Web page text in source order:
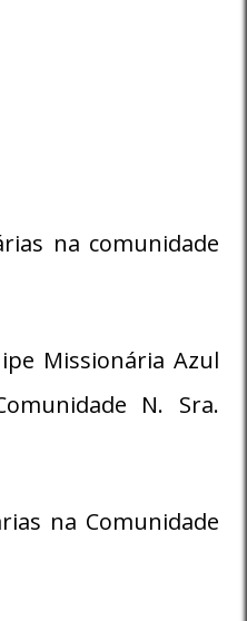
na comunidade
Missionária Azul
N. Sra.
na Comunidade